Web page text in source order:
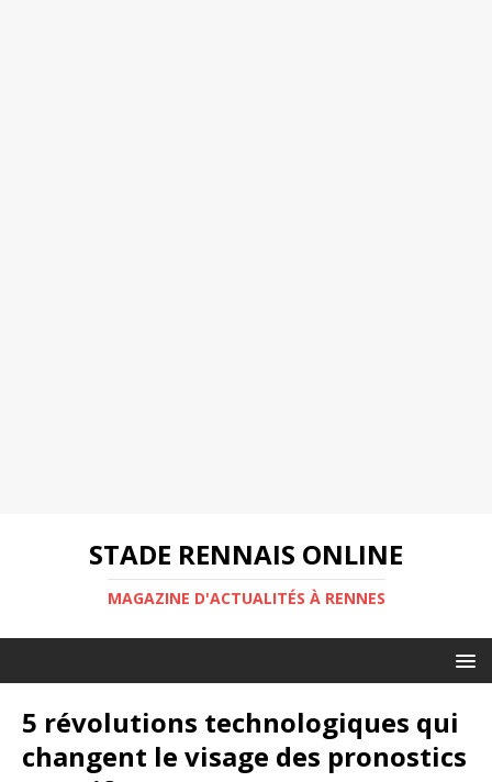
STADE RENNAIS ONLINE
MAGAZINE D'ACTUALITÉS À RENNES
5 révolutions technologiques qui
changent le visage des pronostics